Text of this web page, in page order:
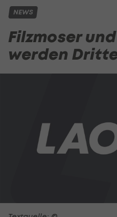
NEWS
Filzmoser
werden